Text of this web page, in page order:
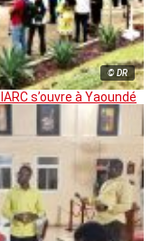
© DR
s’ouvre à Yaoundé